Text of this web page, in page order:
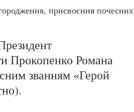
присвоєння почесних
Прокопенко Романа
званням «Герой